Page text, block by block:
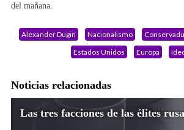
del mañana.
Alexander Dugin Nacionalismo
Estados Unidos
Europa
Noticias relacionadas
Las tres facciones de las élites